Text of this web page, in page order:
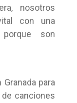
nosotros
con una
son
para
canciones